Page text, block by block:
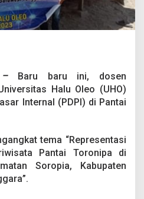
– Baru baru ini, dosen
Halu Oleo (UHO)
Internal (PDPI) di Pantai
tema “Representasi
Pantai Toronipa di
Soropia, Kabupaten